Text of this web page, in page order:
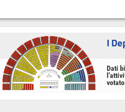
I
Dati